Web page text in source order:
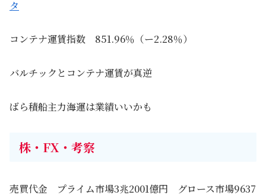
タ
コンテナ運賃指数 851.96％（ー2.28％）
バルチックとコンテナ運賃が真逆
ばら積船主力海運は業績いいかも
株・FX・考察
売買代金 プライム市場3兆2001億円 グロース市場9637